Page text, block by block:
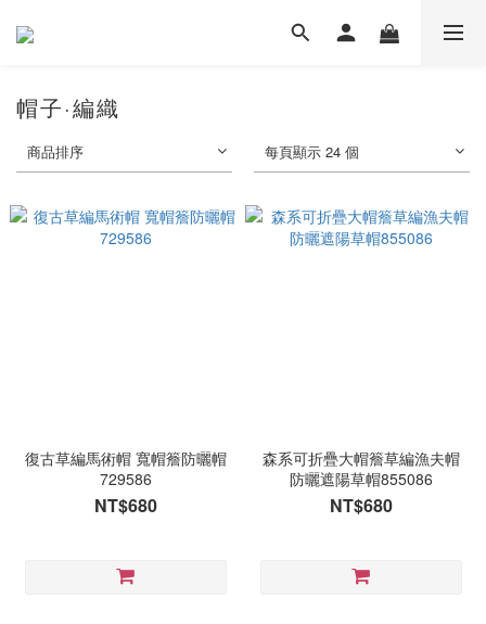
帽子·編織
商品排序 每頁顯示 24 個
復古草編馬術帽 寬帽簷防曬帽
729586
NT$680
森系可折疊大帽簷草編漁夫帽
防曬遮陽草帽855086
NT$680